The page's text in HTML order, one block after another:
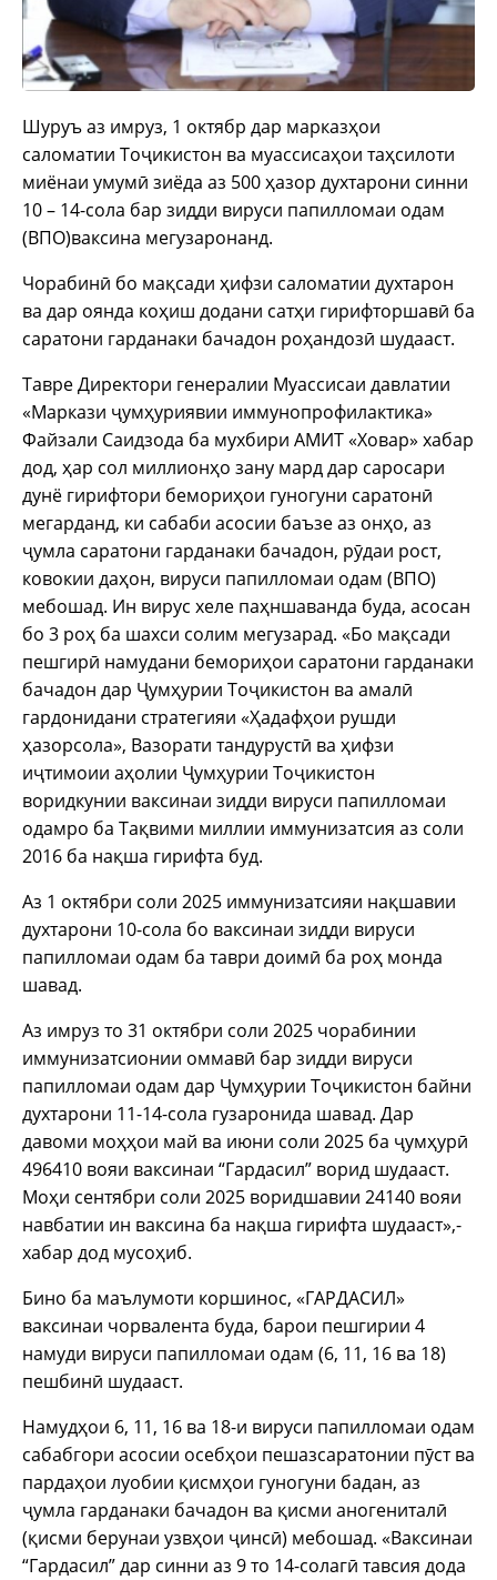
Шуруъ аз имруз, 1 октябр дар марказҳои
саломатии Тоҷикистон ва муассисаҳои таҳсилоти
миёнаи умумӣ зиёда аз 500 ҳазор духтарони синни
10 – 14-сола бар зидди вируси папилломаи одам
(ВПО)ваксина мегузаронанд.
Чорабинӣ бо мақсади ҳифзи саломатии духтарон
ва дар оянда коҳиш додани сатҳи гирифторшавӣ ба
саратони гарданаки бачадон роҳандозӣ шудааст.
Тавре Директори генералии Муассисаи давлатии
«Маркази ҷумҳуриявии иммунопрофилактика»
Файзали Саидзода ба мухбири АМИТ «Ховар» хабар
дод, ҳар сол миллионҳо зану мард дар саросари
дунё гирифтори бемориҳои гуногуни саратонӣ
мегарданд, ки сабаби асосии баъзе аз онҳо, аз
ҷумла саратони гарданаки бачадон, рӯдаи рост,
ковокии даҳон, вируси папилломаи одам (ВПО)
мебошад. Ин вирус хеле паҳншаванда буда, асосан
бо 3 роҳ ба шахси солим мегузарад. «Бо мақсади
пешгирӣ намудани бемориҳои саратони гарданаки
бачадон дар Ҷумҳурии Тоҷикистон ва амалӣ
гардонидани стратегияи «Ҳадафҳои рушди
ҳазорсола», Вазорати тандурустӣ ва ҳифзи
иҷтимоии аҳолии Ҷумҳурии Тоҷикистон
воридкунии ваксинаи зидди вируси папилломаи
одамро ба Тақвими миллии иммунизатсия аз соли
2016 ба нақша гирифта буд.
Аз 1 октябри соли 2025 иммунизатсияи нақшавии
духтарони 10-сола бо ваксинаи зидди вируси
папилломаи одам ба таври доимӣ ба роҳ монда
шавад.
Аз имруз то 31 октябри соли 2025 чорабинии
иммунизатсионии оммавӣ бар зидди вируси
папилломаи одам дар Ҷумҳурии Тоҷикистон байни
духтарони 11-14-сола гузаронида шавад. Дар
давоми моҳҳои май ва июни соли 2025 ба ҷумҳурӣ
496410 вояи ваксинаи “Гардасил” ворид шудааст.
Моҳи сентябри соли 2025 воридшавии 24140 вояи
навбатии ин ваксина ба нақша гирифта шудааст»,-
хабар дод мусоҳиб.
Бино ба маълумоти коршинос, «ГАРДАСИЛ»
ваксинаи чорвалента буда, барои пешгирии 4
намуди вируси папилломаи одам (6, 11, 16 ва 18)
пешбинӣ шудааст.
Намудҳои 6, 11, 16 ва 18-и вируси папилломаи одам
сабабгори асосии осебҳои пешазсаратонии пӯст ва
пардаҳои луобии қисмҳои гуногуни бадан, аз
ҷумла гарданаки бачадон ва қисми аногениталӣ
(қисми берунаи узвҳои ҷинсӣ) мебошад. «Ваксинаи
“Гардасил” дар синни аз 9 то 14-солагӣ тавсия дода